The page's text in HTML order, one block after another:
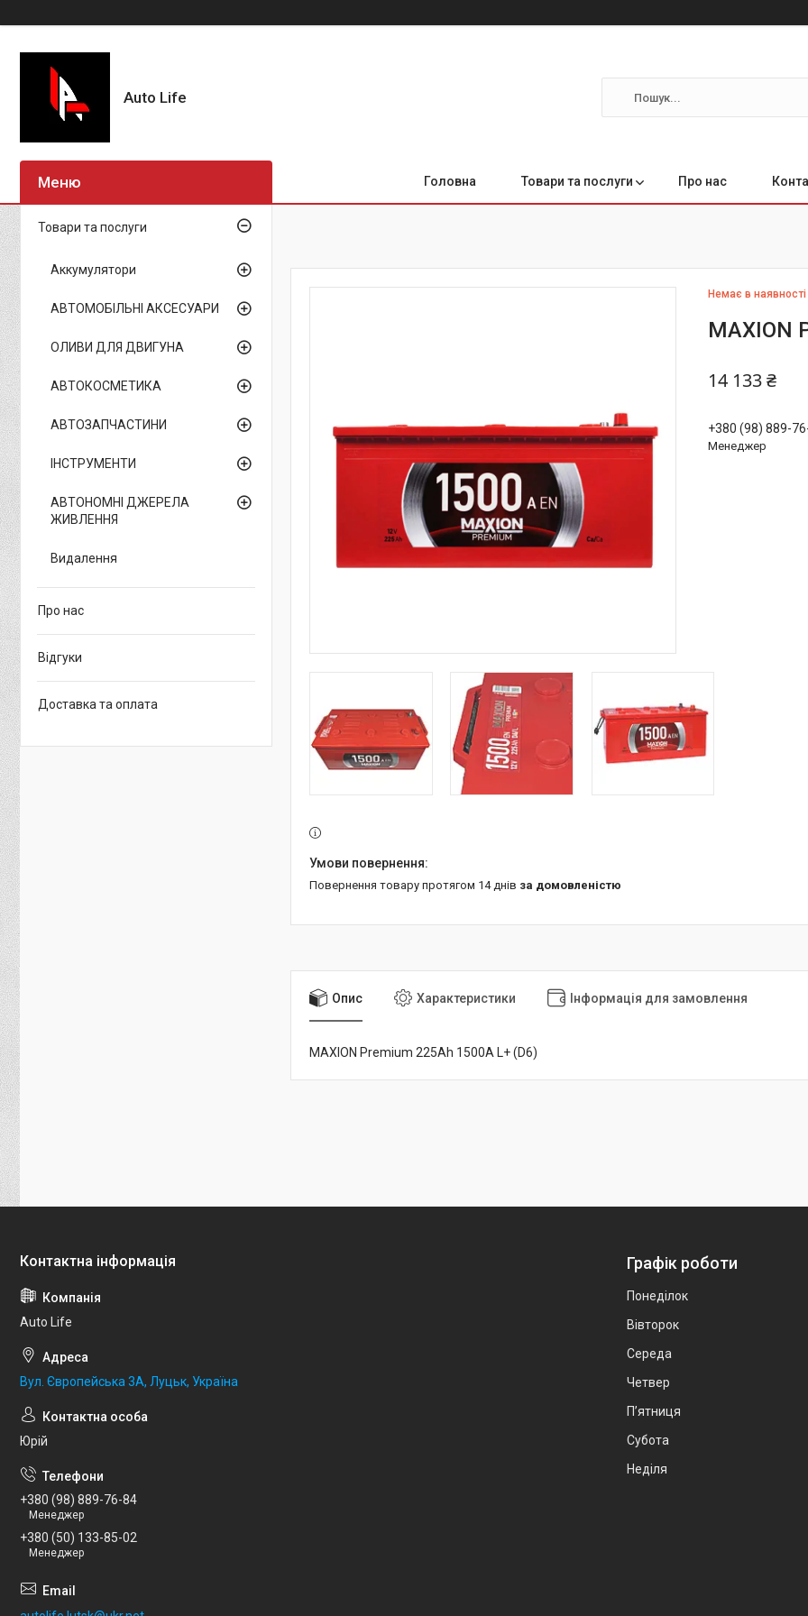
Auto Life
Головна Товари та послуги Про нас
Немає в наявності
MAXION
14 133 ₴
+380 (98) 889-
Менеджер
повернення товару протягом 14 днів за домовленістю
Опис Характеристики Інформація для замовлення
MAXION Premium 225Аh 1500A L+ (D6)
Товари та послуги
Аккумулятори
АВТОМОБІЛЬНІ АКСЕСУАРИ
ОЛИВИ ДЛЯ ДВИГУНА
АВТОКОСМЕТИКА
АВТОЗАПЧАСТИНИ
ІНСТРУМЕНТИ
АВТОНОМНІ ДЖЕРЕЛА
ЖИВЛЕННЯ
Видалення
Про нас
Відгуки
Доставка та оплата
Auto Life
Вул. Європейська 3А, Луцьк, Україна
Юрій
+380 (98) 889-76-84
Менеджер
+380 (50) 133-85-02
Менеджер
Графік роботи
Понеділок
Вівторок
Середа
Четвер
Пʼятниця
Субота
Неділя